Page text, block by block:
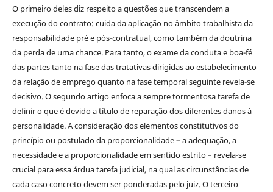
O primeiro deles diz respeito a questões que transcendem a
execução do contrato: cuida da aplicação no âmbito trabalhista da
responsabilidade pré e pós-contratual, como também da doutrina
da perda de uma chance. Para tanto, o exame da conduta e boa-fé
das partes tanto na fase das tratativas dirigidas ao estabelecimento
da relação de emprego quanto na fase temporal seguinte revela-se
decisivo. O segundo artigo enfoca a sempre tormentosa tarefa de
definir o que é devido a título de reparação dos diferentes danos à
personalidade. A consideração dos elementos constitutivos do
princípio ou postulado da proporcionalidade – a adequação, a
necessidade e a proporcionalidade em sentido estrito – revela-se
crucial para essa árdua tarefa judicial, na qual as circunstâncias de
cada caso concreto devem ser ponderadas pelo juiz. O terceiro